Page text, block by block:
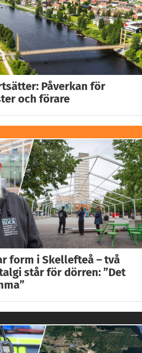
Påverkan för
och förare
form i Skellefteå – två
står för dörren: ”Det